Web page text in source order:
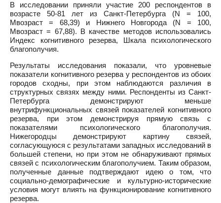
В исследовании приняли участие 200 респондентов в
возрасте 50-81 лет из Санкт-Петербурга (N = 100,
Мвозраст = 68,39) и Нижнего Новгорода (N = 100,
Мвозраст = 67,88). В качестве методов использовались
Индекс когнитивного резерва, Шкала психологического
благополучия.
Результаты исследования показали, что уровневые
показатели когнитивного резерва у респондентов из обоих
городов сходны, при этом наблюдаются различия в
структурных связях между ними. Респонденты из Санкт-
Петербурга демонстрируют меньше
внутрифункциональных связей показателей когнитивного
резерва, при этом демонстрируя прямую связь с
показателями психологического благополучия.
Нижегородцы демонстрируют картину связей,
согласующуюся с результатами западных исследований в
большей степени, но при этом не обнаруживают прямых
связей с психологическим благополучием. Таким образом,
полученные данные подтверждают идею о том, что
социально-демографические и культурно-исторические
условия могут влиять на функционирование когнитивного
резерва.